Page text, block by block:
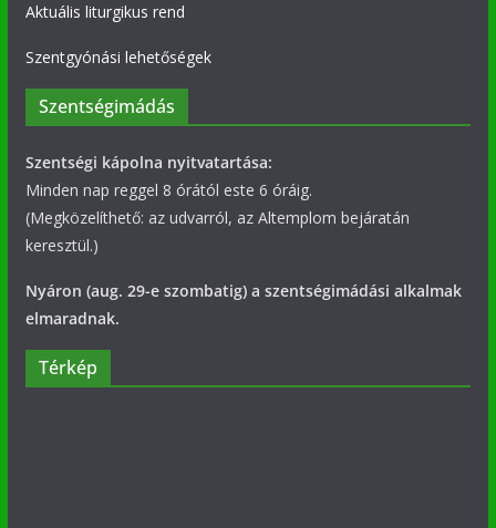
Aktuális liturgikus rend
Szentgyónási lehetőségek
Szentségimádás
Szentségi kápolna nyitvatartása:
Minden nap reggel 8 órától este 6 óráig.
(Megközelíthető: az udvarról, az Altemplom bejáratán
keresztül.)
Nyáron (aug. 29-e szombatig) a szentségimádási alkalmak
elmaradnak.
Térkép